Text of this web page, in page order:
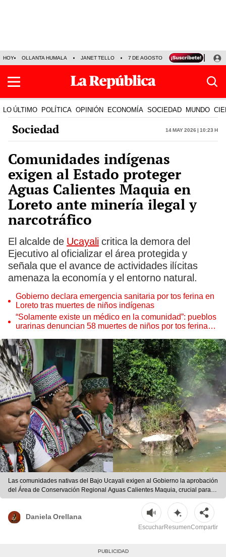
HOY OLLANTA HUMALA JANET TELLO 7 DE AGOSTO TINKA RESULTADOS
LO ÚLTIMO POLÍTICA OPINIÓN ECONOMÍA SOCIEDAD MUNDO
Sociedad 14 May 2026 | 10:23 h
Comunidades indígenas
exigen al Estado proteger
Aguas Calientes Maquia en
Loreto ante minería ilegal y
narcotráfico
El alcalde de Ucayali critica la demora del
Ejecutivo al oficializar el área protegida y
señala que el avance de actividades ilícitas
amenaza la economía y el entorno natural.
Gobierno declara emergencia sanitaria por tos ferina en
Loreto tras muertes de niños indígenas
“Solamente existe un médico en la comunidad”: pueblos
urarinas denuncian 58 muertes de niños por tos ferina
Las comunidades nativas del Bajo Ucayali exigen al Gobierno la aprobación
del Área de Conservación Regional Aguas Calientes Maquia, crucial para
proteger la Amazonía peruana. | composición LR
Daniela Orellana
EscucharResumenCompartir